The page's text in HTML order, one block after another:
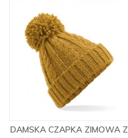
DAMSKA CZAPKA ZIMOWA Z